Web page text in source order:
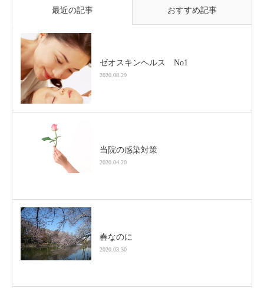
最近の記事 おすすめ記事
ゼオスキンヘルス No1
2020.08.29
当院の感染対策
2020.04.20
春なのに
2020.03.30